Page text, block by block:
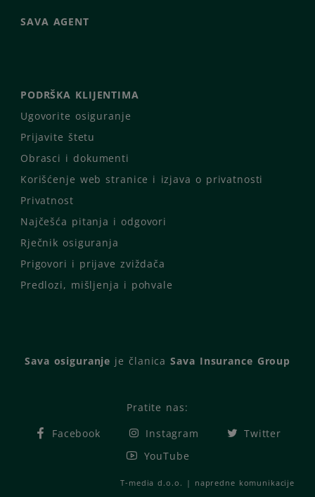
SAVA AGENT
PODRŠKA KLIJENTIMA
Ugovorite osiguranje
Prijavite štetu
Obrasci i dokumenti
Korišćenje web stranice i izjava o privatnosti
Privatnost
Najčešća pitanja i odgovori
Rječnik osiguranja
Prigovori i prijave zviždača
Predlozi, mišljenja i pohvale
Sava osiguranje je članicaSava Insurance Group
Pratite nas:
Facebook
Instagram
Twitter
YouTube
T-media d.o.o. | napredne komunikacije